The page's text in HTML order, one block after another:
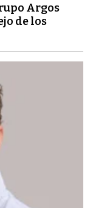
Argos
de los